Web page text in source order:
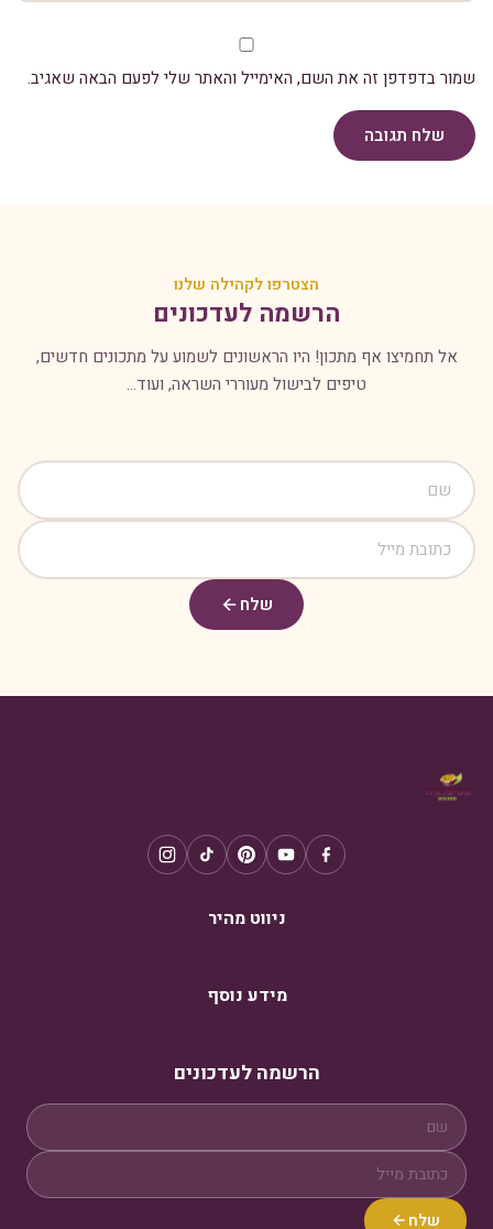
שמור בדפדפן זה את השם, האימייל והאתר שלי לפעם הבאה שאגיב.
שלח תגובה
הצטרפו לקהילה שלנו
הרשמה לעדכונים
אל תחמיצו אף מתכון! היו הראשונים לשמוע על מתכונים חדשים,
טיפים לבישול מעוררי השראה, ועוד...
שלח
ניווט מהיר
מידע נוסף
הרשמה לעדכונים
שלח